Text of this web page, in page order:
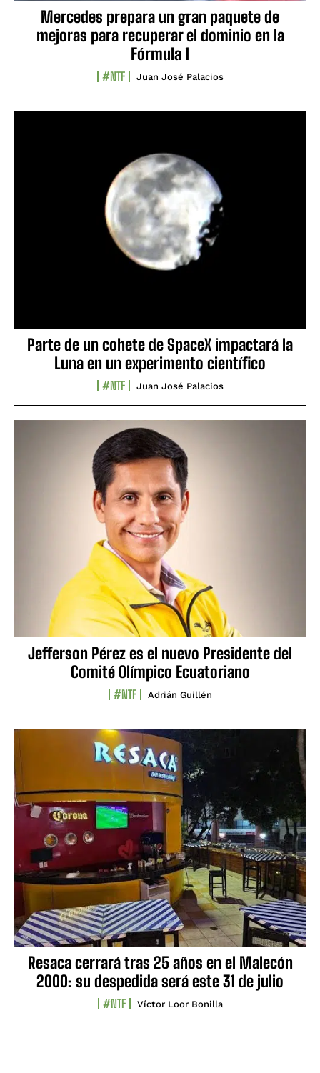
Mercedes prepara un gran paquete de
mejoras para recuperar el dominio en la
Fórmula 1
#NTF Juan José Palacios
Parte de un cohete de SpaceX impactará la
Luna en un experimento científico
#NTF Juan José Palacios
Jefferson Pérez es el nuevo Presidente del
Comité Olímpico Ecuatoriano
#NTF Adrián Guillén
Resaca cerrará tras 25 años en el Malecón
2000: su despedida será este 31 de julio
#NTF Víctor Loor Bonilla